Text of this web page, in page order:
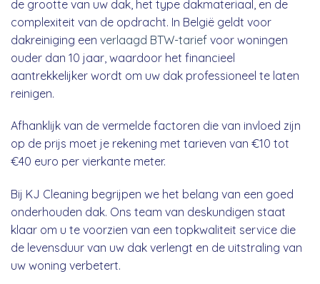
de grootte van uw dak, het type dakmateriaal, en de
complexiteit van de opdracht. In België geldt voor
dakreiniging een verlaagd BTW-tarief voor woningen
ouder dan 10 jaar, waardoor het financieel
aantrekkelijker wordt om uw dak professioneel te laten
reinigen.
Afhanklijk van de vermelde factoren die van invloed zijn
op de prijs moet je rekening met tarieven van €10 tot
€40 euro per vierkante meter.
Bij KJ Cleaning begrijpen we het belang van een goed
onderhouden dak. Ons team van deskundigen staat
klaar om u te voorzien van een topkwaliteit service die
de levensduur van uw dak verlengt en de uitstraling van
uw woning verbetert.